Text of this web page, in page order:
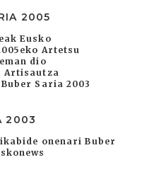
2005
Eusko
Artetsu
dio
Artisautza
Saria 2003
2003
onenari Buber